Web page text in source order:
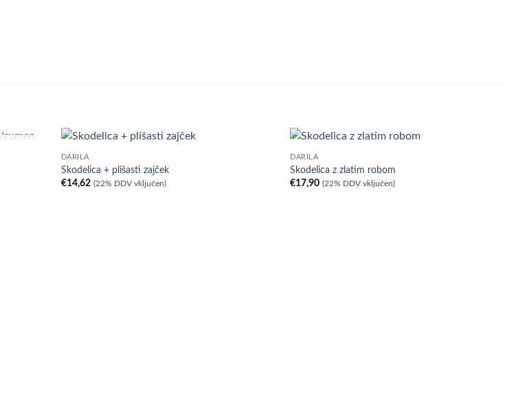
DARILA
Skodelica + plišasti zajček
€14,62 (22% DDV vključen)
DARILA
Skodelica z zlatim robom
€17,90 (22% DDV vključen)